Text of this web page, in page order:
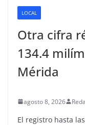
LOCAL
Otra cifra
134.4
Mérida
agosto 8, 2026
El registro hasta